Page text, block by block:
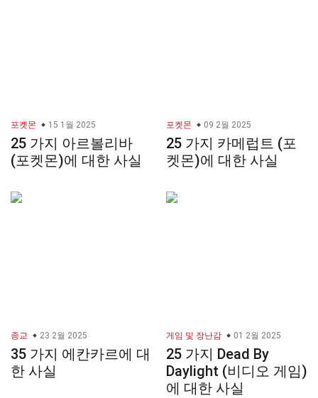
포켓몬 15 1월 2025
25 가지 아르볼리바
(포켓몬)에 대한 사실
포켓몬 09 2월 2025
25 가지 카메럽트 (포
켓몬)에 대한 사실
종교 23 2월 2025
35 가지 에칸카르에 대
한 사실
게임 및 장난감 01 2월 2025
25 가지 Dead By
Daylight (비디오 게임)
에 대한 사실